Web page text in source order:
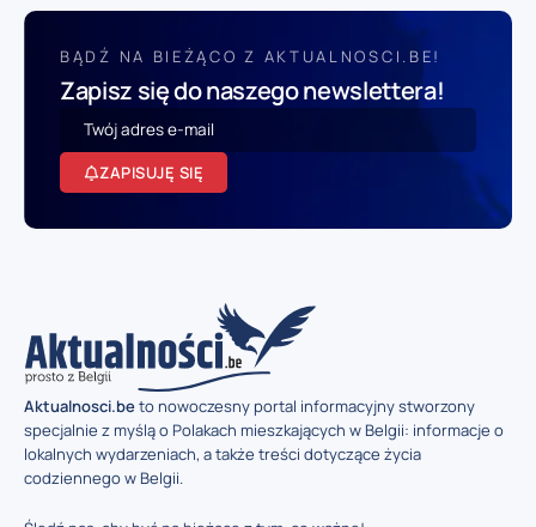
BĄDŹ NA BIEŻĄCO Z AKTUALNOSCI.BE!
Zapisz się do naszego newslettera!
ZAPISUJĘ SIĘ
Aktualnosci.beto nowoczesny portal informacyjny stworzony
specjalnie z myślą o Polakach mieszkających w Belgii: informacje o
lokalnych wydarzeniach, a także treści dotyczące życia
codziennego w Belgii.